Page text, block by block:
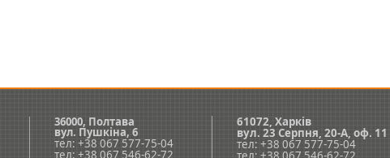
36000, Полтава
вул. Пушкіна, 6
тел: +38 067 577-75-04
тел: +38 067 546-62-72
61072, Харків
вул. 23 Серпня, 20-А, оф. 11
тел: +38 067 577-75-04